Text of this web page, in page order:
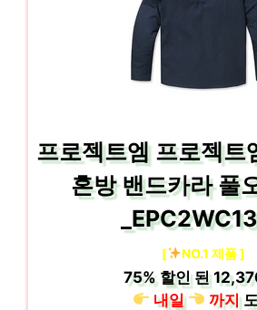
프로젝트엠 프로젝트
혼방 밴드카라 풀
[ NO.1 제품 ]
75%할인 된
내일
까지